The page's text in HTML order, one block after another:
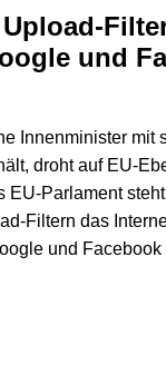
und
Innenminister mit
droht auf EU-
EU-Parlament
Filtern das
und